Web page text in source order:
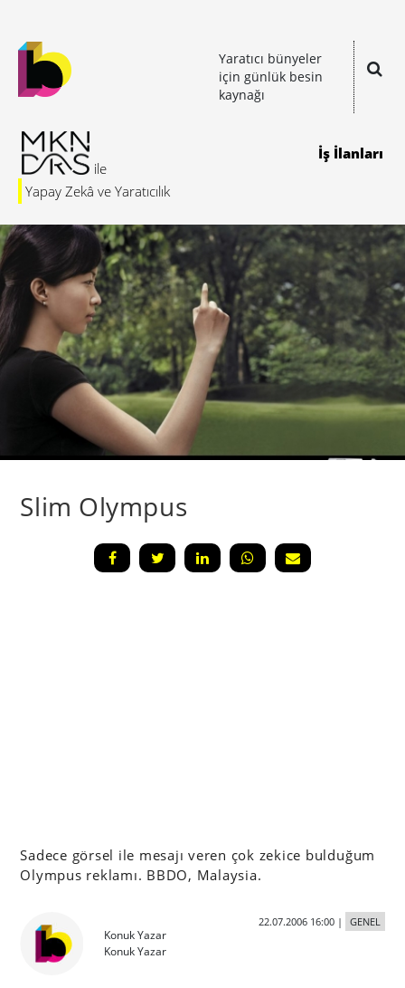
Yaratıcı bünyeler
için günlük besin
kaynağı
Yapay Zekâ ve Yaratıcılık
İş İlanları
Slim Olympus
Sadece görsel ile mesajı veren çok zekice bulduğum
Olympus reklamı. BBDO, Malaysia.
Konuk Yazar
Konuk Yazar
22.07.2006 16:00| GENEL